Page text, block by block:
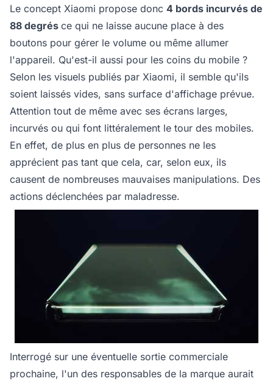
Le concept Xiaomi propose donc 4 bords incurvés de
88 degrés ce qui ne laisse aucune place à des
boutons pour gérer le volume ou même allumer
l'appareil. Qu'est-il aussi pour les coins du mobile ?
Selon les visuels publiés par Xiaomi, il semble qu'ils
soient laissés vides, sans surface d'affichage prévue.
Attention tout de même avec ses écrans larges,
incurvés ou qui font littéralement le tour des mobiles.
En effet, de plus en plus de personnes ne les
apprécient pas tant que cela, car, selon eux, ils
causent de nombreuses mauvaises manipulations. Des
actions déclenchées par maladresse.
Interrogé sur une éventuelle sortie commerciale
prochaine, l'un des responsables de la marque aurait